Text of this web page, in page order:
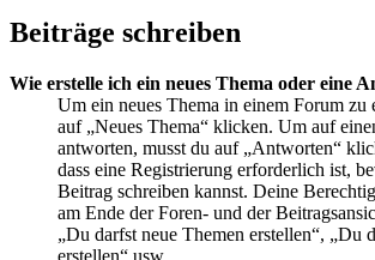
Beiträge schreiben
Wie erstelle ich ein neues Thema oder eine
Um ein neues Thema in einem Forum zu
auf „Neues Thema“ klicken. Um auf
antworten, musst du auf „Antworten“
dass eine Registrierung erforderlich ist,
Beitrag schreiben kannst. Deine
am Ende der Foren- und der
„Du darfst neue Themen erstellen“, „Du